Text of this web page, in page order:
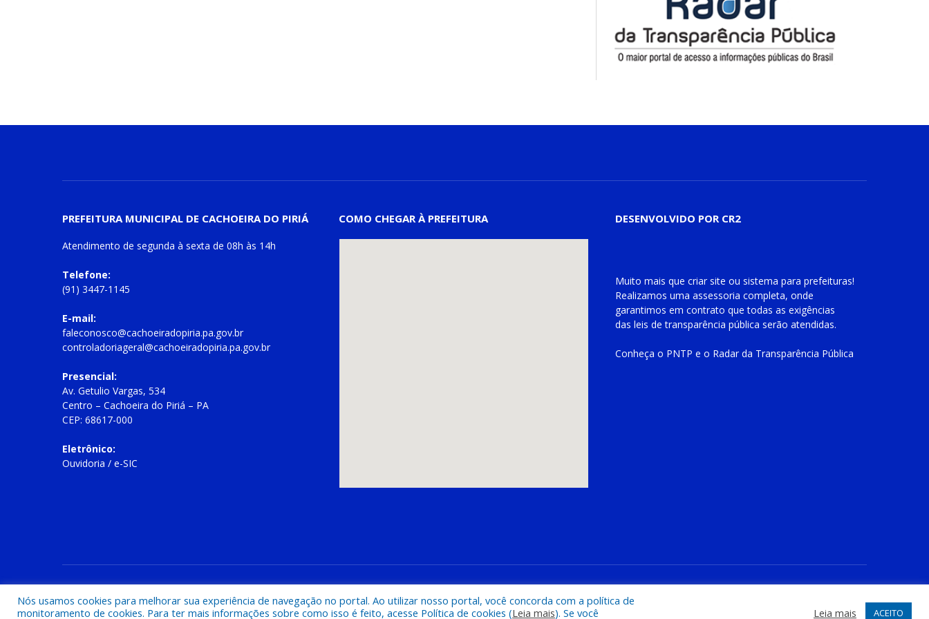
PREFEITURA MUNICIPAL DE CACHOEIRA DO PIRIÁ
Atendimento de segunda à sexta de 08h às 14h
Telefone:
(91) 3447-1145
E-mail:
faleconosco@cachoeiradopiria.pa.gov.br
controladoriageral@cachoeiradopiria.pa.gov.br
Presencial:
Av. Getulio Vargas, 534
Centro – Cachoeira do Piriá – PA
CEP: 68617-000
Eletrônico:
Ouvidoria / e-SIC
COMO CHEGAR À PREFEITURA DESENVOLVIDO POR CR2
Muito mais que criar site ou sistema para prefeituras!
Realizamos uma assessoria completa, onde
garantimos em contrato que todas as exigências
das leis de transparência pública serão atendidas.
Conheça o PNTP e o Radar da Transparência Pública
Nós usamos cookies para melhorar sua experiência de navegação no portal. Ao utilizar nosso portal, você concorda com a política de
monitoramento de cookies. Para ter mais informações sobre como isso é feito, acesse Política de cookies (Leia mais). Se você
Leia mais ACEITO